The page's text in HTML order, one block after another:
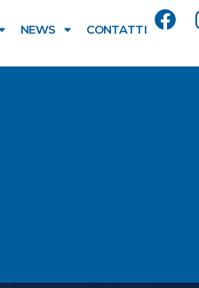
NEWS CONTATTI